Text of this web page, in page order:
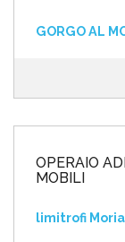
GORGO AL
OPERAIO
MOBILI
limitrofi